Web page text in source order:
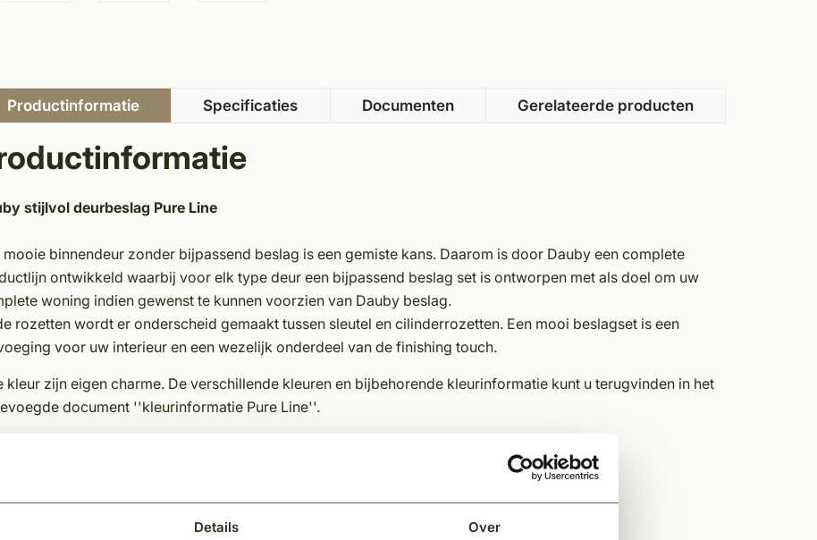
Details Over
Productinformatie Specificaties Documenten Gerelateerde producten
stijlvol deurbeslag Pure Line
mooie binnendeur zonder bijpassend beslag is een gemiste kans. Daarom is door Dauby een complete
ontwikkeld waarbij voor elk type deur een bijpassend beslag set is ontworpen met als doel om uw
woning indien gewenst te kunnen voorzien van Dauby beslag.
rozetten wordt er onderscheid gemaakt tussen sleutel en cilinderrozetten. Een mooi beslagset is een
voor uw interieur en een wezelijk onderdeel van de finishing touch.
kleur zijn eigen charme. De verschillende kleuren en bijbehorende kleurinformatie kunt u terugvinden in het
document ''kleurinformatie Pure Line''.
meerdere kleuren en varianten leverbaar